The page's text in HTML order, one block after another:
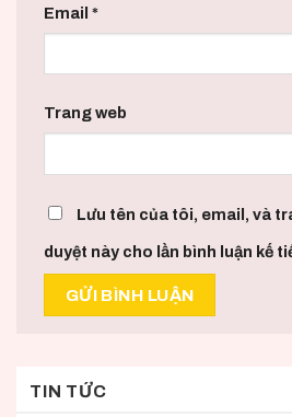
Email *
Trang web
Lưu tên của tôi, email, và
duyệt này cho lần bình luận kế
TIN TỨC